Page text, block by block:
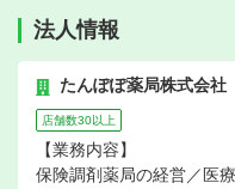
法人情報
たんぽぽ薬局株式会社
店舗数30以上
【業務内容】
保険調剤薬局の経営／医